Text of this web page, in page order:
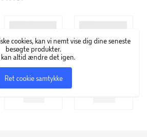
cookies, kan vi nemt vise dig dine seneste
besøgte produkter.
kan altid ændre det igen.
Ret cookie samtykke